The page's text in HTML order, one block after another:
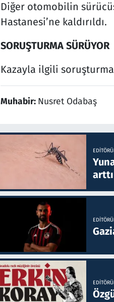
Diğer otomobilin
Hastanesi’ne kaldırıldı.
SORUŞTURMA SÜRÜYOR
Kazayla ilgili
Muhabir: Nusret Odabaş
arttı